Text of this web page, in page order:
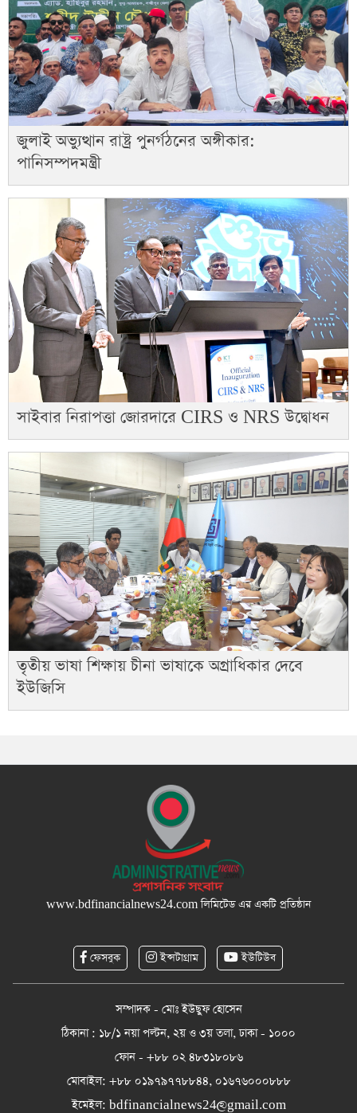
জুলাই অভ্যুত্থান রাষ্ট্র পুনর্গঠনের অঙ্গীকার:
পানিসম্পদমন্ত্রী
সাইবার নিরাপত্তা জোরদারে CIRS ও NRS উদ্বোধন
তৃতীয় ভাষা শিক্ষায় চীনা ভাষাকে অগ্রাধিকার দেবে
ইউজিসি
www.bdfinancialnews24.comলিমিটেড এর একটি প্রতিষ্ঠান
ফেসবুক ইন্সটাগ্রাম ইউটিউব
সম্পাদক - মোঃ ইউছুফ হোসেন
ঠিকানা : ১৮/১ নয়া পল্টন, ২য় ও ৩য় তলা, ঢাকা - ১০০০
ফোন - +৮৮ ০২ ৪৮৩১৮০৮৬
মোবাইল: +৮৮ ০১৯৭৯৭৭৮৮৪৪, ০১৬৭৬০০০৮৮৮
ইমেইল: bdfinancialnews24@gmail.com